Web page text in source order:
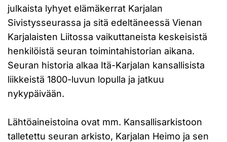
julkaista lyhyet elämäkerrat Karjalan
Sivistysseurassa ja sitä edeltäneessä Vienan
Karjalaisten Liitossa vaikuttaneista keskeisistä
henkilöistä seuran toimintahistorian aikana.
Seuran historia alkaa Itä-Karjalan kansallisista
liikkeistä 1800-luvun lopulla ja jatkuu
nykypäivään.
Lähtöaineistoina ovat mm. Kansallisarkistoon
talletettu seuran arkisto, Karjalan Heimo ja sen